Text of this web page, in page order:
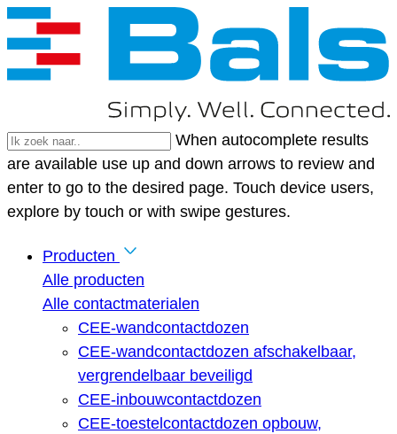
When autocomplete results
are available use up and down arrows to review and
enter to go to the desired page. Touch device users,
explore by touch or with swipe gestures.
Producten
Alle producten
Alle contactmaterialen
CEE-wandcontactdozen
CEE-wandcontactdozen afschakelbaar,
vergrendelbaar beveiligd
CEE-inbouwcontactdozen
CEE-toestelcontactdozen opbouw,